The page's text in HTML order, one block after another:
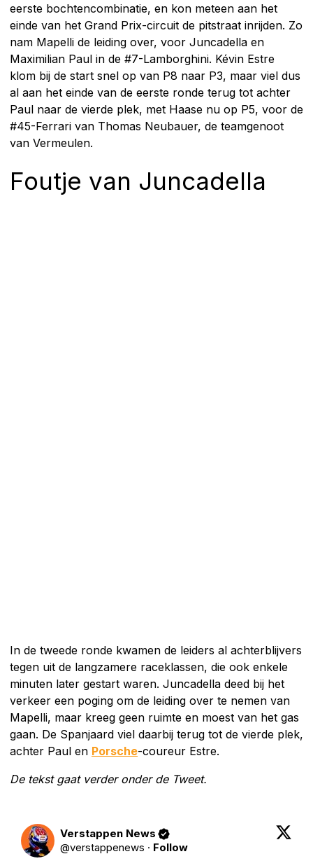
eerste bochtencombinatie, en kon meteen aan het
einde van het Grand Prix-circuit de pitstraat inrijden. Zo
nam Mapelli de leiding over, voor Juncadella en
Maximilian Paul in de #7-Lamborghini. Kévin Estre
klom bij de start snel op van P8 naar P3, maar viel dus
al aan het einde van de eerste ronde terug tot achter
Paul naar de vierde plek, met Haase nu op P5, voor de
#45-Ferrari van Thomas Neubauer, de teamgenoot
van Vermeulen.
Foutje van Juncadella
In de tweede ronde kwamen de leiders al achterblijvers
tegen uit de langzamere raceklassen, die ook enkele
minuten later gestart waren. Juncadella deed bij het
verkeer een poging om de leiding over te nemen van
Mapelli, maar kreeg geen ruimte en moest van het gas
gaan. De Spanjaard viel daarbij terug tot de vierde plek,
achter Paul en Porsche-coureur Estre.
De tekst gaat verder onder de Tweet.
Verstappen News
@verstappenews · Follow